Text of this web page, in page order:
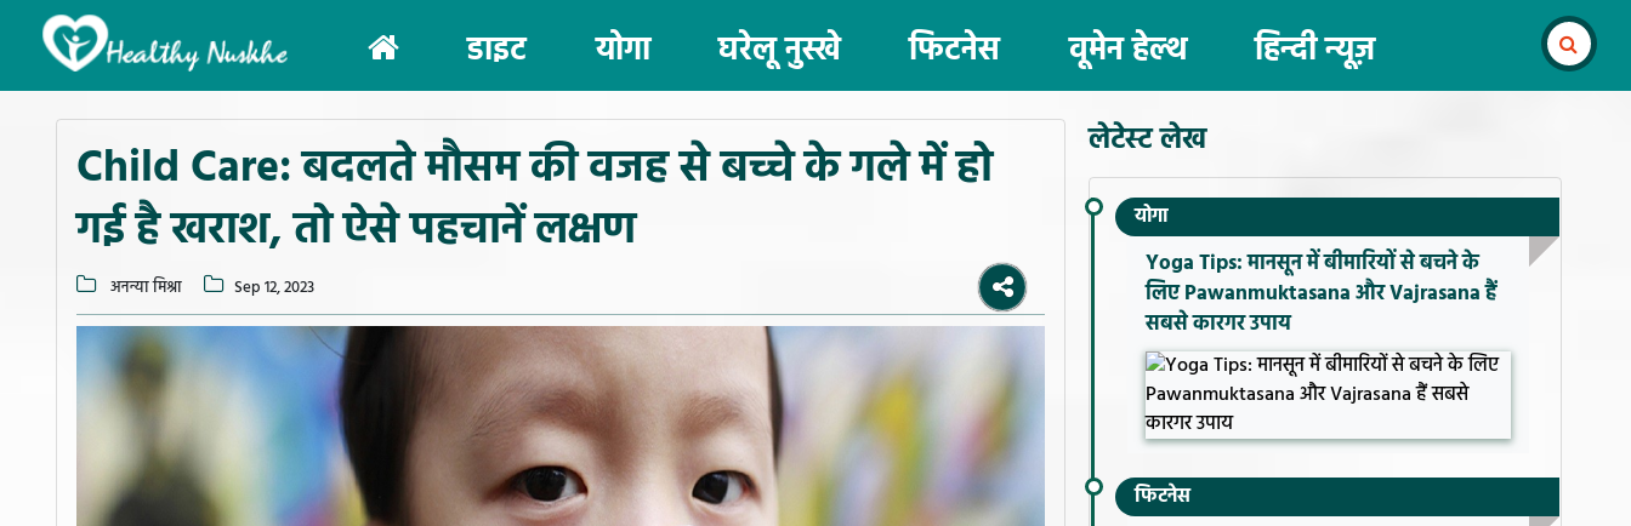
(current)
डाइट योगा घरेलू नुस्खे फिटनेस वूमेन हेल्थ हिन्दी न्यूज़
Child Care: बदलते मौसम की वजह से बच्चे के गले में हो
गई है खराश, तो ऐसे पहचानें लक्षण
अनन्या मिश्रा Sep 12, 2023
लेटेस्ट लेख
योगा
Yoga Tips: मानसून में बीमारियों से बचने के
लिए Pawanmuktasana और Vajrasana हैं
सबसे कारगर उपाय
फिटनेस